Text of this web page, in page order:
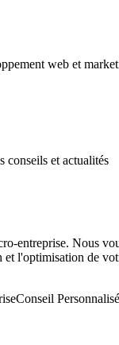
web et
conseils et actualités
entreprise. Nous
et l'optimisation de
Conseil Personnalisé